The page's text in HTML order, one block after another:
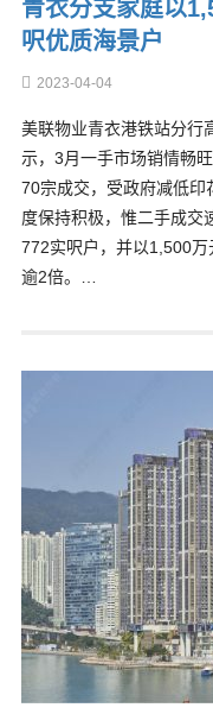
青衣分支家庭以
呎优质海景户
2023-04-04
美联物业青衣港铁站分行
示，3月一手市场销情畅
70宗成交，受政府减低印
度保持积极，惟二手成交
772实呎户，并以1,500
逾2倍。…